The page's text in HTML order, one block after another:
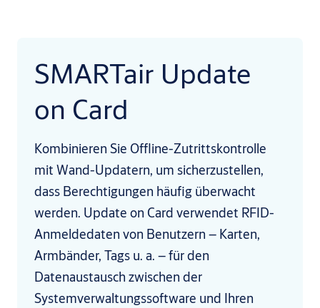
SMARTair Update
on Card
Kombinieren Sie Offline-Zutrittskontrolle
mit Wand-Updatern, um sicherzustellen,
dass Berechtigungen häufig überwacht
werden. Update on Card verwendet RFID-
Anmeldedaten von Benutzern – Karten,
Armbänder, Tags u. a. – für den
Datenaustausch zwischen der
Systemverwaltungssoftware und Ihren